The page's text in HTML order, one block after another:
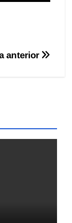
anterior